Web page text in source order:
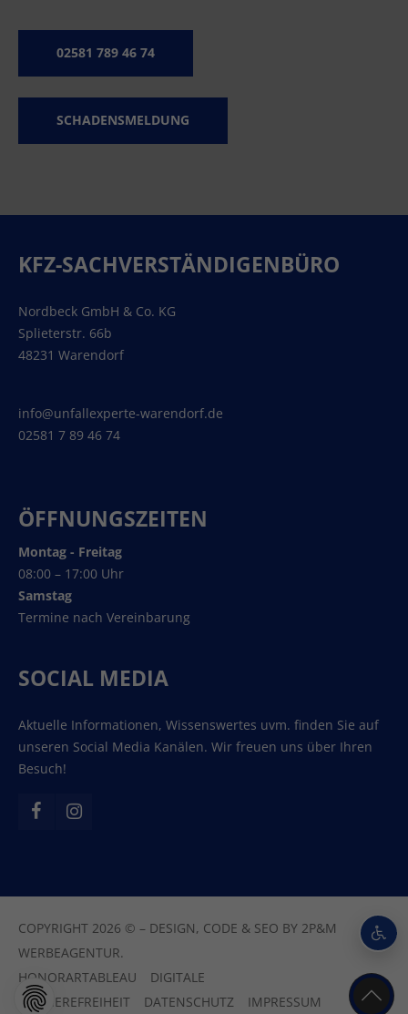
02581 789 46 74
SCHADENSMELDUNG
KFZ-SACHVERSTÄNDIGENBÜRO
Nordbeck GmbH & Co. KG
Splieterstr. 66b
48231 Warendorf
info@unfallexperte-warendorf.de
02581 7 89 46 74
ÖFFNUNGSZEITEN
Montag - Freitag
08:00 – 17:00 Uhr
Samstag
Termine nach Vereinbarung
SOCIAL MEDIA
Aktuelle Informationen, Wissenswertes uvm. finden Sie auf
unseren Social Media Kanälen. Wir freuen uns über Ihren
Besuch!
COPYRIGHT 2026 © – DESIGN, CODE & SEO BY 2P&M
WERBEAGENTUR.
HONORARTABLEAU
DIGITALE
BARRIEREFREIHEIT
DATENSCHUTZ IMPRESSUM